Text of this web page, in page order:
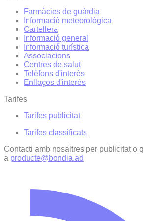
Farmàcies de guàrdia
Informació meteorològica
Cartellera
Informació general
Informació turística
Associacions
Centres de salut
Telèfons d'interès
Enllaços d'interés
Tarifes
Tarifes publicitat
Tarifes classificats
Contacti amb nosaltres per publicitat o
a producte@bondia.ad